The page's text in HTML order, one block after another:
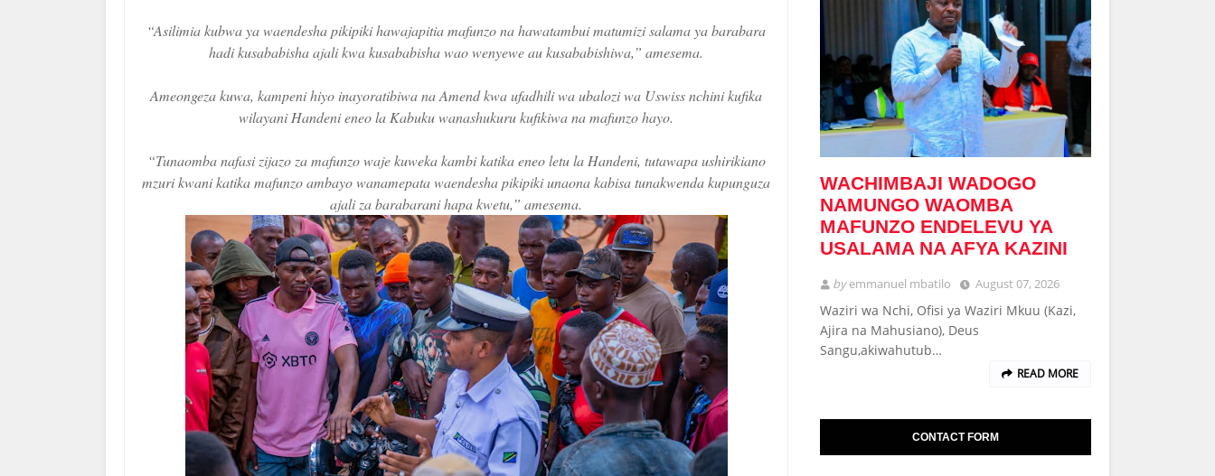
“Asilimia kubwa ya waendesha pikipiki hawajapitia mafunzo na hawatambui matumizi salama ya barabara
hadi kusababisha ajali kwa kusababisha wao wenyewe au kusababishiwa,” amesema.
Ameongeza kuwa, kampeni hiyo inayoratibiwa na Amend kwa ufadhili wa ubalozi wa Uswiss nchini kufika
wilayani Handeni eneo la Kabuku wanashukuru kufikiwa na mafunzo hayo.
“Tunaomba nafasi zijazo za mafunzo waje kuweka kambi katika eneo letu la Handeni, tutawapa ushirikiano
mzuri kwani katika mafunzo ambayo wanamepata waendesha pikipiki unaona kabisa tunakwenda kupunguza
ajali za barabarani hapa kwetu,” amesema.
WACHIMBAJI WADOGO
NAMUNGO WAOMBA
MAFUNZO ENDELEVU YA
USALAMA NA AFYA KAZINI
byemmanuel mbatilo August 07, 2026
Waziri wa Nchi, Ofisi ya Waziri Mkuu (Kazi,
Ajira na Mahusiano), Deus
Sangu,akiwahutub…
READ MORE
CONTACT FORM